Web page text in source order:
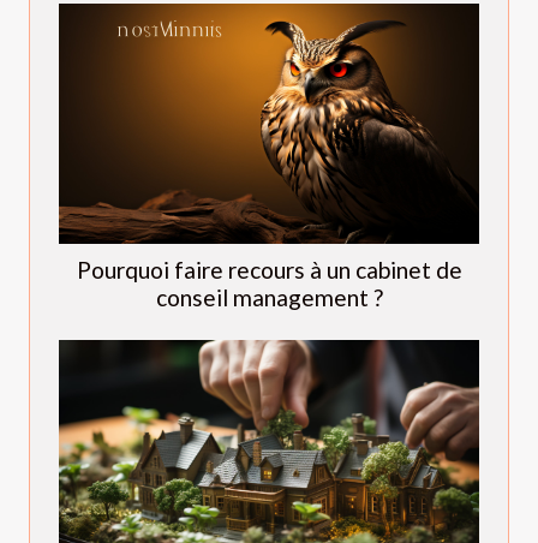
Pourquoi faire recours à un cabinet de
conseil management ?